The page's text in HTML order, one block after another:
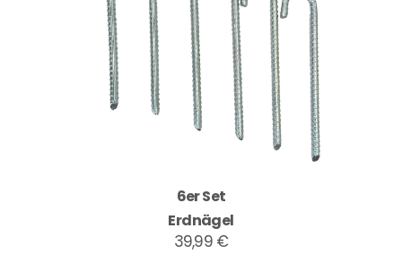
6er Set
Erdnägel
39,99 €